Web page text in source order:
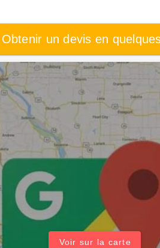
Obtenir un devis en
Voir sur la carte